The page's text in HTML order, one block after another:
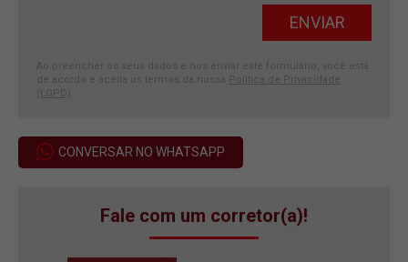
Ao preencher os seus dados e nos enviar este formulário, você está
de acordo e aceita os termos da nossa Política de Privacidade
(LGPD)
CONVERSAR NO WHATSAPP
Fale com um corretor(a)!